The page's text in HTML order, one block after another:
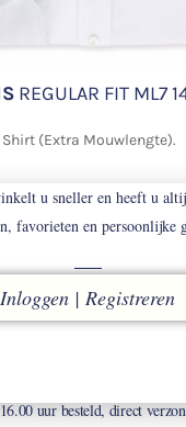
REGULAR FIT ML7
(Extra Mouwlengte).
uur besteld, direct
u sneller en heeft u
favorieten en persoonlijke
Inloggen | Registreren